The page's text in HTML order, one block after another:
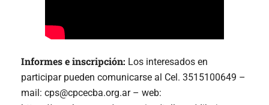
Informes e inscripción: Los interesados en
participar pueden comunicarse al Cel. 3515100649 –
mail: cps@cpcecba.org.ar – web: